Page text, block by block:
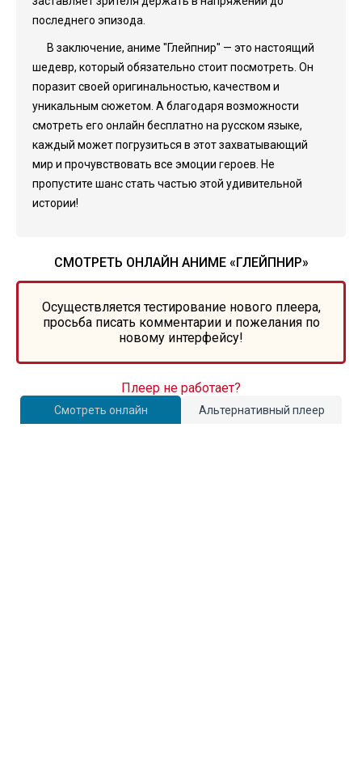
последнего эпизода.
В заключение, аниме "Глейпнир" — это настоящий
шедевр, который обязательно стоит посмотреть. Он
поразит своей оригинальностью, качеством и
уникальным сюжетом. А благодаря возможности
смотреть его онлайн бесплатно на русском языке,
каждый может погрузиться в этот захватывающий
мир и прочувствовать все эмоции героев. Не
пропустите шанс стать частью этой удивительной
истории!
СМОТРЕТЬ ОНЛАЙН АНИМЕ «ГЛЕЙПНИР»
Осуществляется тестирование нового плеера,
просьба писать комментарии и пожелания по
новому интерфейсу!
Смотреть онлайн Альтернативный плеер
Плеер не работает?